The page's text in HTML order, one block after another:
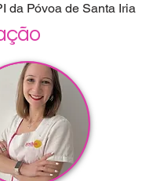
da Póvoa de Santa Iria